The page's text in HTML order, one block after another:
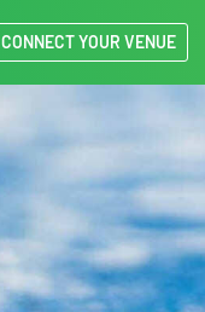
CONNECT YOUR VENUE